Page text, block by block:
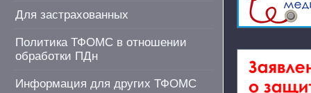
Для застрахованных
Политика ТФОМС в отношении
обработки ПДн
Информация для других ТФОМС